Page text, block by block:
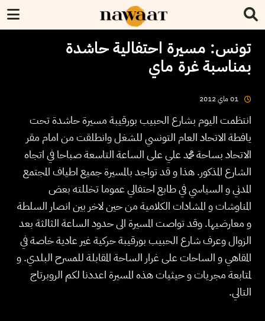
تونس: مسيرة احتفالية حاشدة
بمناسبة غرة ماي
01ماي2012
انتظمت اليوم بشارع الحبيب بورقيبة مسيرة حاشدة تحت
يافطة الاتحاد العام التونسي للشغل وانطلقت من امام مقر
الاتحاد بساحة محمد علي على الساعة التاسعة صباحا في اتجاه
الشارع المذكور. هذا و قد تواجد بالمسيرة جميع اطياف المجتمع
المدني و السياسي في طابع احتفالي عموما تخللته بعض
المناوشات و المشادات الكلامية من حين لاخر بين انصار السلطة
و معارضيها. وقد تواصت المسيرة الى حدود الساعة الثالثة بعد
الزوال وعرف شارع الحبيب بورقيبة حركية غير عادية خاصة في
المقاهي و الساحات على غرار الساحة المقابلة للمسرح البلدي. و
لمتابعة مجريات و حيثيات هذه المسيرة اعددنا لكم الروبرتاج
التالي.